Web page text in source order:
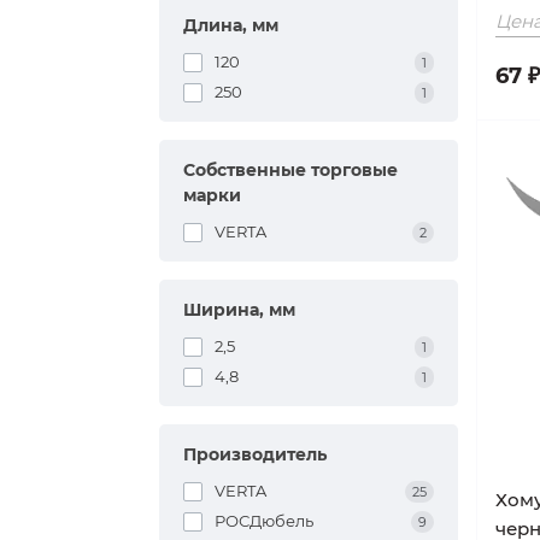
Длина, мм
120 1
250 1
Собственные торговые
марки
VERTA 2
Ширина, мм
2,5 1
4,8 1
Производитель
VERTA 25
РОСДюбель 9
67 ₽